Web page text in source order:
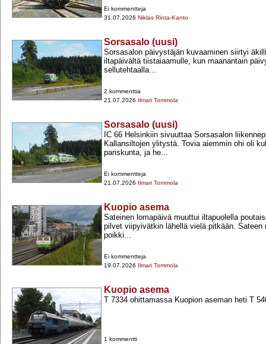
Ei kommentteja
31.07.2026 Niklas Rinta-Kanto
Sorsasalo (uusi)
Sorsasalon päivystäjän kuvaaminen siirtyi
iltapäivältä tiistaiaamulle, kun maanantain
sellutehtaalla...
2 kommenttia
21.07.2026 Ilmari Tommola
Sorsasalo (uusi)
IC 66 Helsinkiin sivuuttaa Sorsasalon
Kallansiltojen ylitystä. Tovia aiemmin ohi oli
pariskunta, ja he...
Ei kommentteja
21.07.2026 Ilmari Tommola
Kuopio asema
Sateinen lomapäivä muuttui iltapuolella
pilvet viipyivätkin lähellä vielä pitkään. Sateen
poikki...
Ei kommentteja
19.07.2026 Ilmari Tommola
Kuopio asema
T 7334 ohittamassa Kuopion aseman heti T
1 kommentti